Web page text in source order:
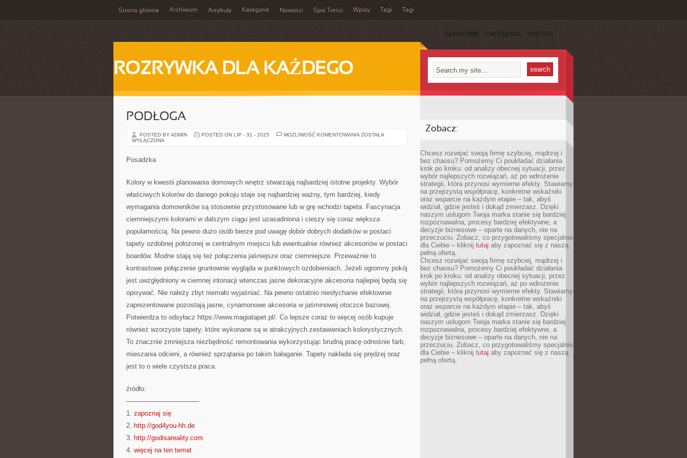
Strona główna Archiwum Artykuły Kategorie Nowości Spis Treści Wpisy Tagi Tagi
SUBSCRIBE FACEBOOK TWITTER
ROZRYWKA DLA KAŻDEGO
PODŁOGA
POSTED BY ADMIN POSTED ON LIP - 31 - 2025 MOŻLIWOŚĆ KOMENTOWANIA PODŁOGA
ZOSTAŁA
WYŁĄCZONA
Posadzka
Kolory w kwestii planowania domowych wnętrz stwarzają najbardziej istotne projekty. Wybór
właściwych kolorów do danego pokoju staje się najbardziej ważny, tym bardziej, kiedy
wymagania domowników są stosownie przystosowane lub w grę wchodzi tapeta. Fascynacja
ciemniejszymi kolorami w dalszym ciągu jest uzasadniona i cieszy się coraz większa
popularnością. Na pewno dużo osób bierze pod uwagę dobór dobrych dodatków w postaci
tapety ozdobnej położonej w centralnym miejscu lub ewentualnie również akcesoriów w postaci
boardów. Modne stają się też połączenia jaśniejsze oraz ciemniejsze. Przeważnie to
kontrastowe połączenie gruntownie wygląda w punktowych ozdobieniach. Jeżeli ogromny pokój
jest uwzględniony w ciemnej intonacji wtenczas jasne dekoracyjne akcesoria najlepiej będą się
opisywać. Nie należy zbyt niemało wyjaśniać. Na pewno ostatnio niesłychanie efektownie
zaprezentowane pozostają jasne, cynamonowe akcesoria w jaśminowej otoczce bazowej.
Potwierdza to odsyłacz https://www.magiatapet.pl/. Co lepsze coraz to więcej osób kupuje
również wzorzyste tapety, które wykonane są w atrakcyjnych zestawieniach kolorystycznych.
To znacznie zmniejsza niezbędność remontowania wykorzystując brudną pracę odnośnie farb,
mieszania odcieni, a również sprzątania po takim bałaganie. Tapety nakłada się prędzej oraz
jest to o wiele czystsza praca.
źródło:
———————————
1. zapoznaj się
2. http://god4you-hh.de
3. http://godisareality.com
4. więcej na ten temat
Zobacz:
Chcesz rozwijać swoją firmę szybciej, mądrzej i
bez chaosu? Pomożemy Ci poukładać działania
krok po kroku: od analizy obecnej sytuacji, przez
wybór najlepszych rozwiązań, aż po wdrożenie
strategii, która przynosi wymierne efekty. Stawiamy
na przejrzystą współpracę, konkretne wskaźniki
oraz wsparcie na każdym etapie – tak, abyś
widział, gdzie jesteś i dokąd zmierzasz. Dzięki
naszym usługom Twoja marka stanie się bardziej
rozpoznawalna, procesy bardziej efektywne, a
decyzje biznesowe – oparte na danych, nie na
przeczuciu. Zobacz, co przygotowaliśmy specjalnie
dla Ciebie – kliknij tutaj aby zapoznać się z naszą
pełną ofertą.
Chcesz rozwijać swoją firmę szybciej, mądrzej i
bez chaosu? Pomożemy Ci poukładać działania
krok po kroku: od analizy obecnej sytuacji, przez
wybór najlepszych rozwiązań, aż po wdrożenie
strategii, która przynosi wymierne efekty. Stawiamy
na przejrzystą współpracę, konkretne wskaźniki
oraz wsparcie na każdym etapie – tak, abyś
widział, gdzie jesteś i dokąd zmierzasz. Dzięki
naszym usługom Twoja marka stanie się bardziej
rozpoznawalna, procesy bardziej efektywne, a
decyzje biznesowe – oparte na danych, nie na
przeczuciu. Zobacz, co przygotowaliśmy specjalnie
dla Ciebie – kliknij tutaj aby zapoznać się z naszą
pełną ofertą.